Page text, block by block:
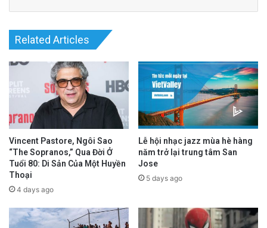
Read More@Epoch Times Tiếng Việt
Related Articles
Vincent Pastore, Ngôi Sao
“The Sopranos,” Qua Đời Ở
Tuổi 80: Di Sản Của Một Huyền
Thoại
4 days ago
Lễ hội nhạc jazz mùa hè hàng
năm trở lại trung tâm San
Jose
5 days ago